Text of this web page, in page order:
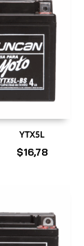
YTX5L
$16,78